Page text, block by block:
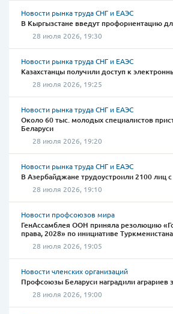
Новости рынка труда СНГ и ЕАЭС
В Кыргызстане введут профориентацию
28 июля 2026, 19:30
Новости рынка труда СНГ и ЕАЭС
Казахстанцы получили доступ к
28 июля 2026, 19:25
Новости рынка труда СНГ и ЕАЭС
Около 60 тыс. молодых специалистов
Беларуси
28 июля 2026, 19:20
Новости рынка труда СНГ и ЕАЭС
В Азербайджане трудоустроили 2100 лиц
28 июля 2026, 19:10
Новости профсоюзов мира
ГенАссамблея ООН приняла резолюцию
права, 2028» по инициативе Туркменистана
28 июля 2026, 19:05
Новости членских организаций
Профсоюзы Беларуси наградили аграриев
28 июля 2026, 19:00